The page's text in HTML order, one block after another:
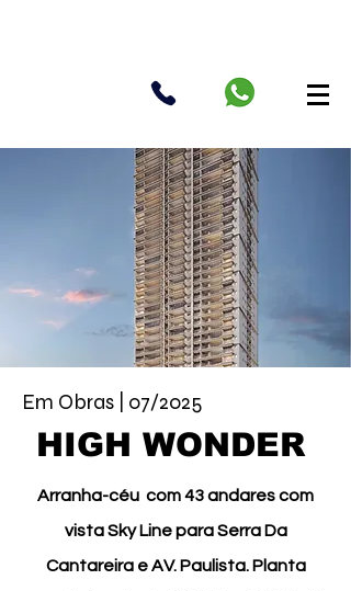
Em Obras | 07/2025
HIGH WONDER
Arranha-céu com 43 andares com
vista Sky Line para Serra Da
Cantareira e AV. Paulista. Planta